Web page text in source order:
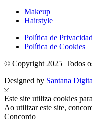
Makeup
Hairstyle
Política de
Política de Cookies
© Copyright 2025| Todos
Designed by Santana
Este site utiliza cookies
Ao utilizar este site,
Concordo